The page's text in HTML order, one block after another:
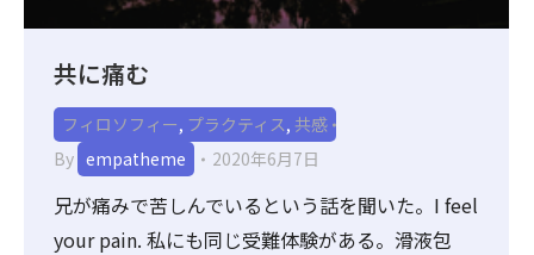
共に痛む
フィロソフィー, プラクティス, 共感
By empatheme 2020年6月7日
兄が痛みで苦しんでいるという話を聞いた。I feel
your pain. 私にも同じ受難体験がある。滑液包